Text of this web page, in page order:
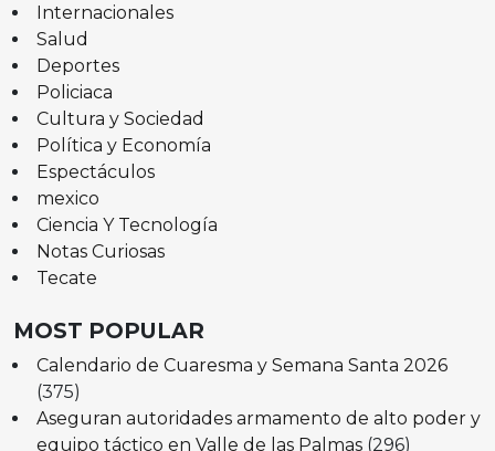
Internacionales
Salud
Deportes
Policiaca
Cultura y Sociedad
Política y Economía
Espectáculos
mexico
Ciencia Y Tecnología
Notas Curiosas
Tecate
MOST POPULAR
Calendario de Cuaresma y Semana Santa 2026
(375)
Aseguran autoridades armamento de alto poder y
equipo táctico en Valle de las Palmas (296)